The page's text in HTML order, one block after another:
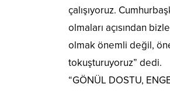
çalışıyoruz.
olmaları açısından
olmak önemli değil,
tokuşturuyoruz” dedi.
“GÖNÜL DOSTU,